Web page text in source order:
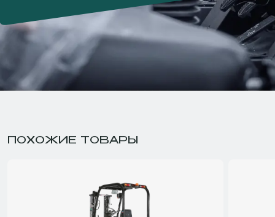
ПОХОЖИЕ ТОВАРЫ